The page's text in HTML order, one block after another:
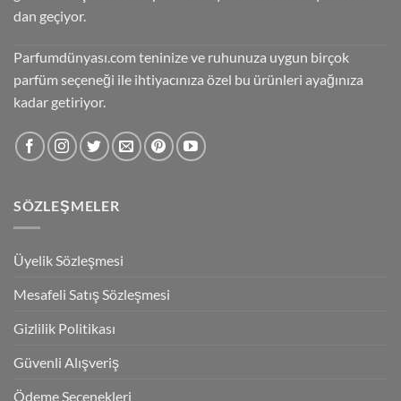
dan geçiyor.
Parfumdünyası.com teninize ve ruhunuza uygun birçok
parfüm seçeneği ile ihtiyacınıza özel bu ürünleri ayağınıza
kadar getiriyor.
SÖZLEŞMELER
Üyelik Sözleşmesi
Mesafeli Satış Sözleşmesi
Gizlilik Politikası
Güvenli Alışveriş
Ödeme Seçenekleri